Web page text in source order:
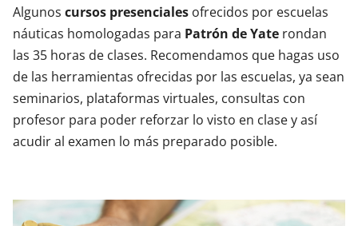
Algunos cursos presenciales ofrecidos por escuelas
náuticas homologadas para Patrón de Yate rondan
las 35 horas de clases. Recomendamos que hagas uso
de las herramientas ofrecidas por las escuelas, ya sean
seminarios, plataformas virtuales, consultas con
profesor para poder reforzar lo visto en clase y así
acudir al examen lo más preparado posible.